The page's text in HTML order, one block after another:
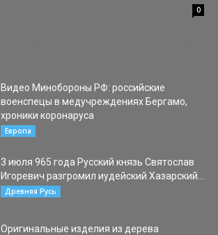
0
Видео Минобороны РФ: российские
военспецы в медучреждениях Бергамо,
хроники коронаруса
Европа
3 июля 965 года Русский князь Святослав
Игоревич разгромил иудейский Хазарский...
Древняя Русь
Оригинальные изделия из дерева